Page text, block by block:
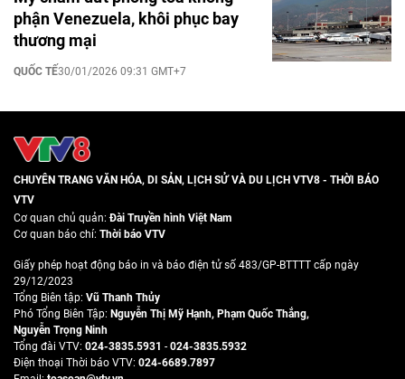
phận Venezuela, khôi phục bay
thương mại
QUỐC TẾ30/01/2026 09:31 GMT+7
CHUYÊN TRANG VĂN HÓA, DI SẢN, LỊCH SỬ VÀ DU LỊCH VTV8 - THỜI BÁO
VTV
Cơ quan chủ quản:Đài Truyền hình Việt Nam
Cơ quan báo chí: Thời báo VTV
Giấy phép hoạt động báo in và báo điện tử số 483/GP-BTTTT cấp ngày
29/12/2023
Tổng Biên tập: Vũ Thanh Thủy
Phó Tổng Biên Tập: Nguyễn Thị Mỹ Hạnh, Phạm Quốc Thắng,
Nguyễn Trọng Ninh
Tổng đài VTV: 024-3835.5931 - 024-3835.5932
Ðiện thoại Thời báo VTV: 024-6689.7897